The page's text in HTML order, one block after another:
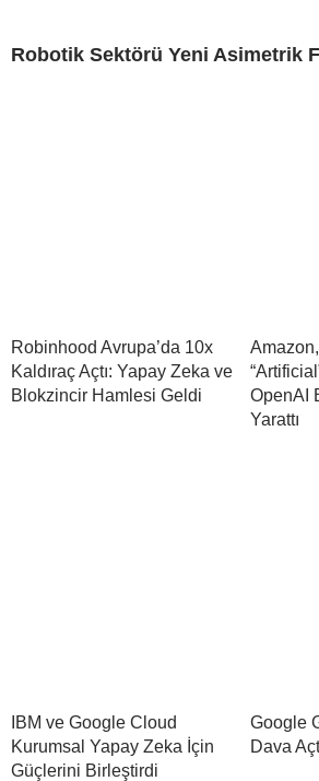
Robotik Sektörü Yeni Asimetrik
Robinhood Avrupa’da 10x
Kaldıraç Açtı: Yapay Zeka ve
Blokzincir Hamlesi Geldi
OpenAI
Yarattı
IBM ve Google Cloud
Kurumsal Yapay Zeka İçin
Güçlerini Birleştirdi
Google
Dava